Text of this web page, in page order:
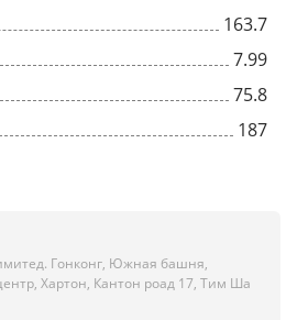
163.7
7.99
75.8
187
Гонконг, Южная башня,
Хартон, Кантон роад 17, Тим Ша